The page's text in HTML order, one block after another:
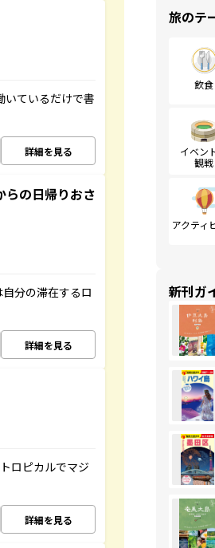
いているだけで書
詳細を見る
らの日帰りおさ
分の滞在するロ
詳細を見る
ロピカルでマジ
詳細を見る
旅のテ
飲食
イベン
観戦
アクティ
新刊ガ